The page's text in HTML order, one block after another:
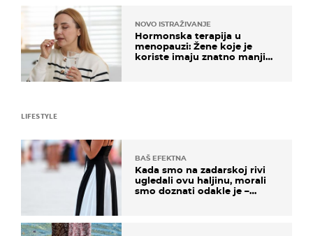
NOVO ISTRAŽIVANJE
Hormonska terapija u
menopauzi: Žene koje je
koriste imaju znatno manji
LIFESTYLE
BAŠ EFEKTNA
Kada smo na zadarskoj rivi
ugledali ovu haljinu, morali
smo doznati odakle je –